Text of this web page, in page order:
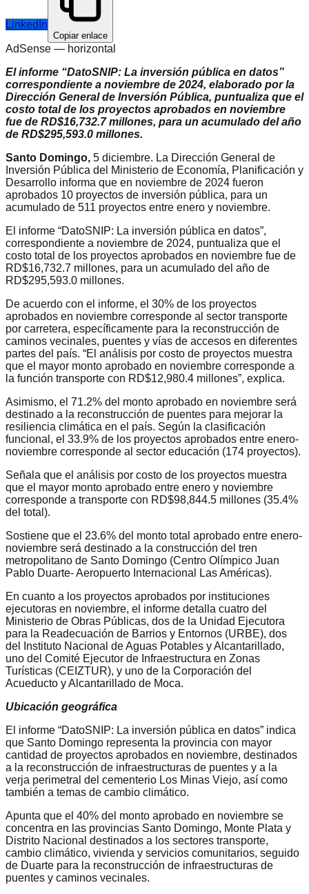
LinkedIn
Copiar enlace
AdSense — horizontal
El informe “DatoSNIP: La inversión pública en datos”
correspondiente a noviembre de 2024, elaborado por la
Dirección General de Inversión Pública, puntualiza que el
costo total de los proyectos aprobados en noviembre
fue de RD$16,732.7 millones, para un acumulado del año
de RD$295,593.0 millones.
Santo Domingo, 5 diciembre. La Dirección General de
Inversión Pública del Ministerio de Economía, Planificación y
Desarrollo informa que en noviembre de 2024 fueron
aprobados 10 proyectos de inversión pública, para un
acumulado de 511 proyectos entre enero y noviembre.
El informe “DatoSNIP: La inversión pública en datos”,
correspondiente a noviembre de 2024, puntualiza que el
costo total de los proyectos aprobados en noviembre fue de
RD$16,732.7 millones, para un acumulado del año de
RD$295,593.0 millones.
De acuerdo con el informe, el 30% de los proyectos
aprobados en noviembre corresponde al sector transporte
por carretera, específicamente para la reconstrucción de
caminos vecinales, puentes y vías de accesos en diferentes
partes del país. “El análisis por costo de proyectos muestra
que el mayor monto aprobado en noviembre corresponde a
la función transporte con RD$12,980.4 millones”, explica.
Asimismo, el 71.2% del monto aprobado en noviembre será
destinado a la reconstrucción de puentes para mejorar la
resiliencia climática en el país. Según la clasificación
funcional, el 33.9% de los proyectos aprobados entre enero-
noviembre corresponde al sector educación (174 proyectos).
Señala que el análisis por costo de los proyectos muestra
que el mayor monto aprobado entre enero y noviembre
corresponde a transporte con RD$98,844.5 millones (35.4%
del total).
Sostiene que el 23.6% del monto total aprobado entre enero-
noviembre será destinado a la construcción del tren
metropolitano de Santo Domingo (Centro Olímpico Juan
Pablo Duarte- Aeropuerto Internacional Las Américas).
En cuanto a los proyectos aprobados por instituciones
ejecutoras en noviembre, el informe detalla cuatro del
Ministerio de Obras Públicas, dos de la Unidad Ejecutora
para la Readecuación de Barrios y Entornos (URBE), dos
del Instituto Nacional de Aguas Potables y Alcantarillado,
uno del Comité Ejecutor de Infraestructura en Zonas
Turísticas (CEIZTUR), y uno de la Corporación del
Acueducto y Alcantarillado de Moca.
Ubicación geográfica
El informe “DatoSNIP: La inversión pública en datos” indica
que Santo Domingo representa la provincia con mayor
cantidad de proyectos aprobados en noviembre, destinados
a la reconstrucción de infraestructuras de puentes y a la
verja perimetral del cementerio Los Minas Viejo, así como
también a temas de cambio climático.
Apunta que el 40% del monto aprobado en noviembre se
concentra en las provincias Santo Domingo, Monte Plata y
Distrito Nacional destinados a los sectores transporte,
cambio climático, vivienda y servicios comunitarios, seguido
de Duarte para la reconstrucción de infraestructuras de
puentes y caminos vecinales.